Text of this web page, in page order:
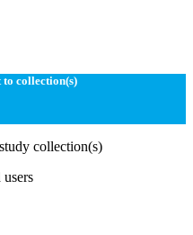
to collection(s)
collection(s)